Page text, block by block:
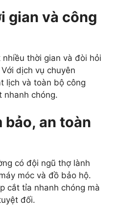
gian và công
thời gian và đòi hỏi
dịch vụ chuyên
lịch và toàn bộ công
nhanh chóng.
bảo, an toàn
có đội ngũ thợ lành
móc và đồ bảo hộ.
cắt tỉa nhanh chóng mà
đối.